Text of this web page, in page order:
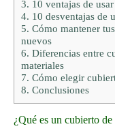
3. 10 ventajas de
4. 10 desventajas de
5. Cómo mantener
nuevos
6. Diferencias entre
materiales
7. Cómo elegir
8. Conclusiones
¿Qué es un cubierto